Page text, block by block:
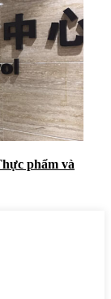
phẩm và